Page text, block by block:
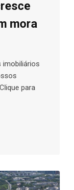
mora
imobiliários
para